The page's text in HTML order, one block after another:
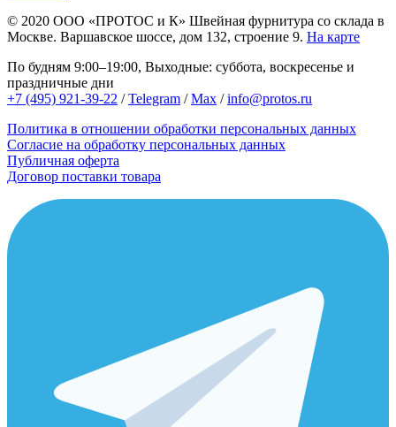
© 2020 ООО «ПРОТОС и К» Швейная фурнитура со склада в
Москве. Варшавское шоссе, дом 132, строение 9. На карте
По будням 9:00–19:00, Выходные: суббота, воскресенье и
праздничные дни
+7 (495) 921-39-22 /Telegram /Max /info@protos.ru
Политика в отношении обработки персональных данных
Согласие на обработку персональных данных
Публичная оферта
Договор поставки товара